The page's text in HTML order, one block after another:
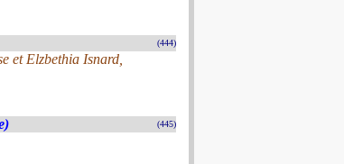
(444)
et Elzbethia Isnard,
(445)